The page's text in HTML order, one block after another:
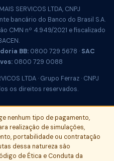
SERVICOS LTDA, CNPJ
bancário do Banco do Brasil S.A.
CMN nº 4.949/2021 e fiscalizado
BB:0800 729 5678 · SAC
0800 729 0088
LTDA · Grupo Ferraz · CNPJ
os direitos reservados.
nenhum tipo de pagamento,
realização de simulações,
portabilidade ou contratação
dessa natureza são
de Ética e Conduta da